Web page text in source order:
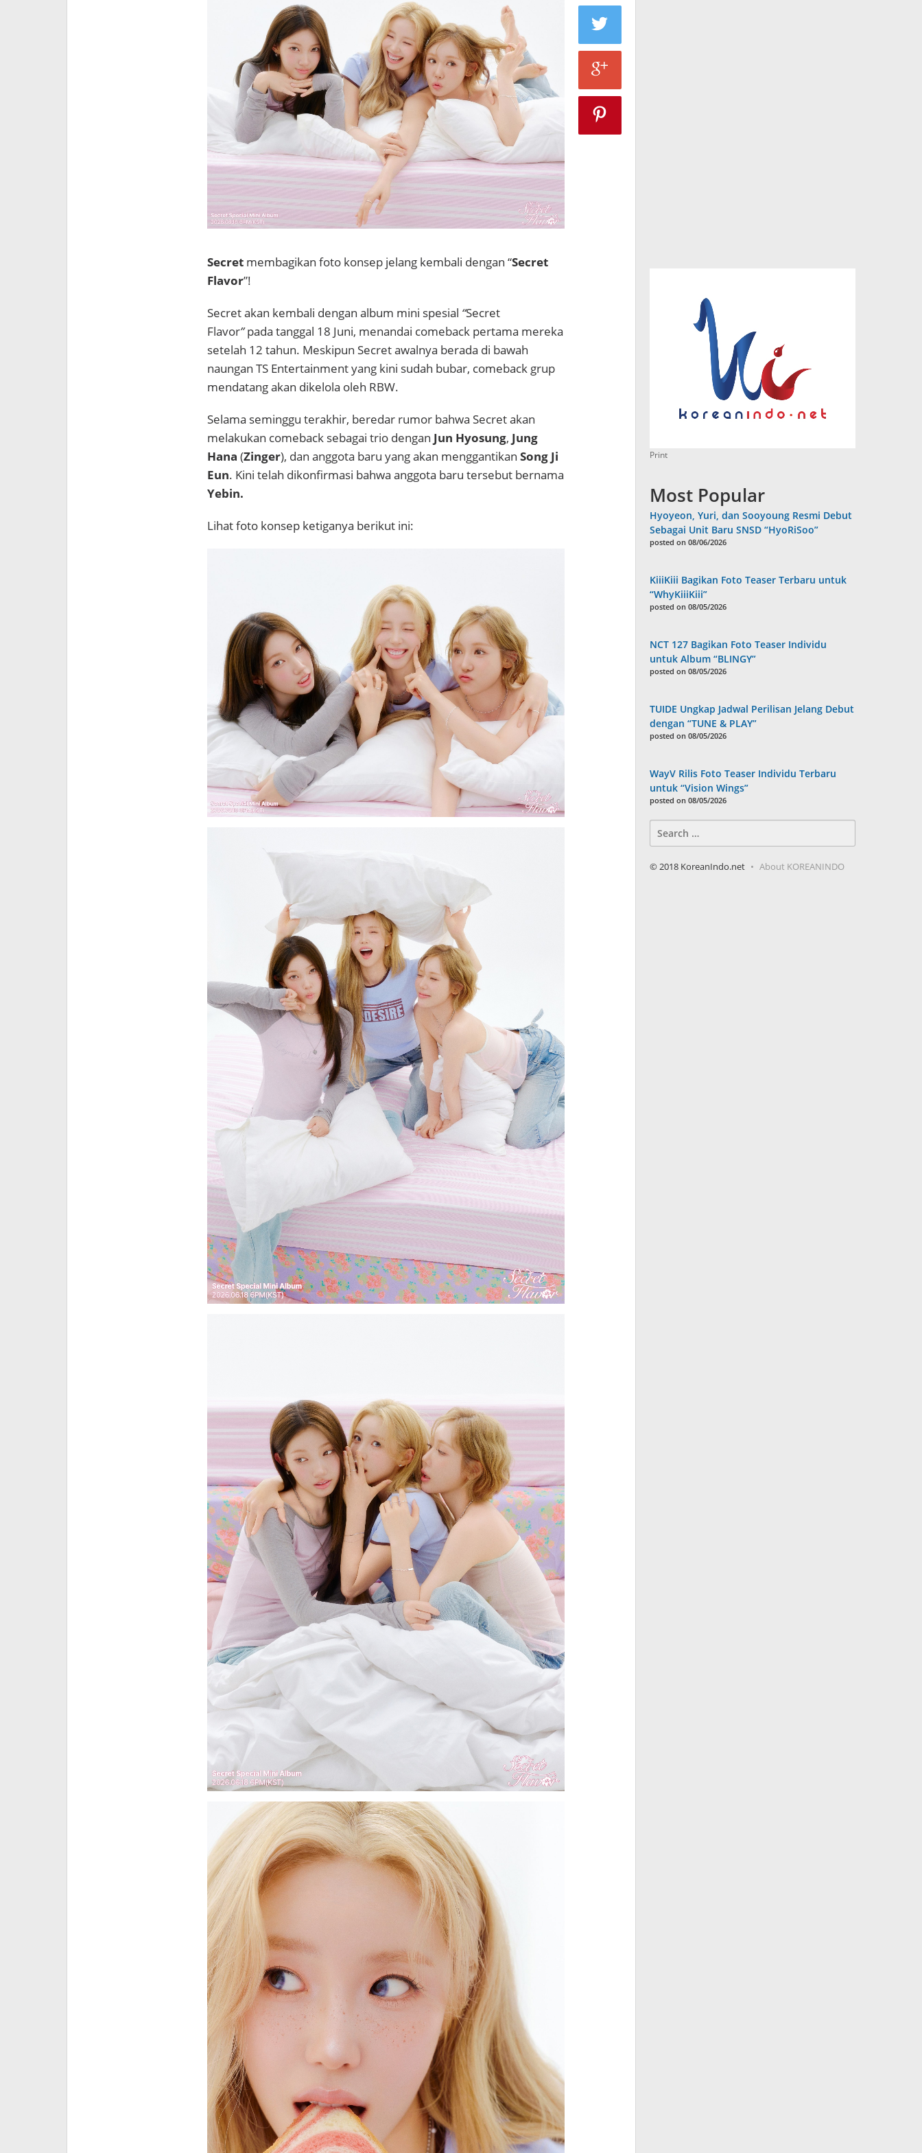
Secretmembagikan foto konsep jelang kembali dengan “Secret
Flavor”!
Secret akan kembali dengan album mini spesial “Secret
Flavor”pada tanggal 18 Juni, menandai comeback pertama mereka
setelah 12 tahun. Meskipun Secret awalnya berada di bawah
naungan TS Entertainment yang kini sudah bubar, comeback grup
mendatang akan dikelola oleh RBW.
Selama seminggu terakhir, beredar rumor bahwa Secret akan
melakukan comeback sebagai trio dengan Jun Hyosung, Jung
Hana (Zinger), dan anggota baru yang akan menggantikan Song Ji
Eun. Kini telah dikonfirmasi bahwa anggota baru tersebut bernama
Yebin.
Lihat foto konsep ketiganya berikut ini:
Print
Most Popular
Hyoyeon, Yuri, dan Sooyoung Resmi Debut
Sebagai Unit Baru SNSD “HyoRiSoo”
posted on 08/06/2026
KiiiKiii Bagikan Foto Teaser Terbaru untuk
“WhyKiiiKiii”
posted on 08/05/2026
NCT 127 Bagikan Foto Teaser Individu
untuk Album “BLINGY”
posted on 08/05/2026
TUIDE Ungkap Jadwal Perilisan Jelang Debut
dengan “TUNE & PLAY”
posted on 08/05/2026
WayV Rilis Foto Teaser Individu Terbaru
untuk “Vision Wings”
posted on 08/05/2026
for:
© 2018 KoreanIndo.net About KOREANINDO